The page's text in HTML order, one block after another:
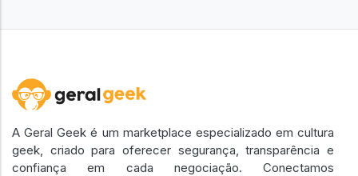
A Geral Geek é um marketplace especializado em cultura
geek, criado para oferecer segurança, transparência e
confiança em cada negociação. Conectamos